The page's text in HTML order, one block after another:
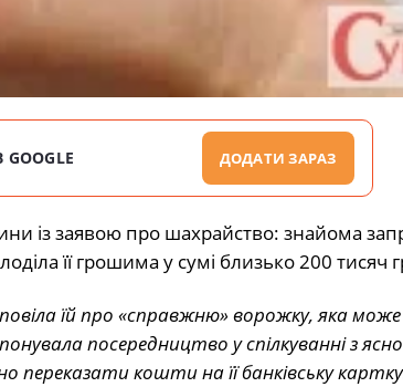
ДОДАТИ ЗАРАЗ
із заявою про шахрайство: знайома
її грошима у сумі близько 200 тисяч
їй про «справжню» ворожку, яка
посередництво у спілкуванні з
кошти на її банківську